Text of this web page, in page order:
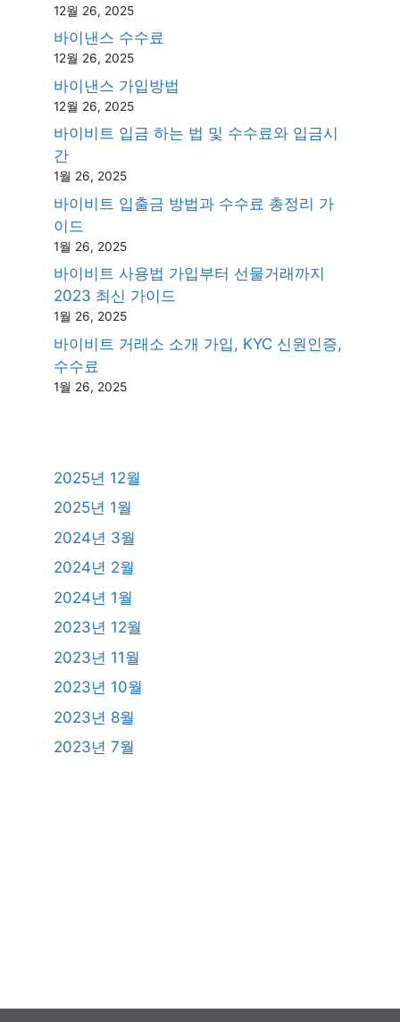
12월 26, 2025
바이낸스 수수료
12월 26, 2025
바이낸스 가입방법
12월 26, 2025
바이비트 입금 하는 법 및 수수료와 입금시
간
1월 26, 2025
바이비트 입출금 방법과 수수료 총정리 가
이드
1월 26, 2025
바이비트 사용법 가입부터 선물거래까지
2023 최신 가이드
1월 26, 2025
바이비트 거래소 소개 가입, KYC 신원인증,
수수료
1월 26, 2025
2025년 12월
2025년 1월
2024년 3월
2024년 2월
2024년 1월
2023년 12월
2023년 11월
2023년 10월
2023년 8월
2023년 7월